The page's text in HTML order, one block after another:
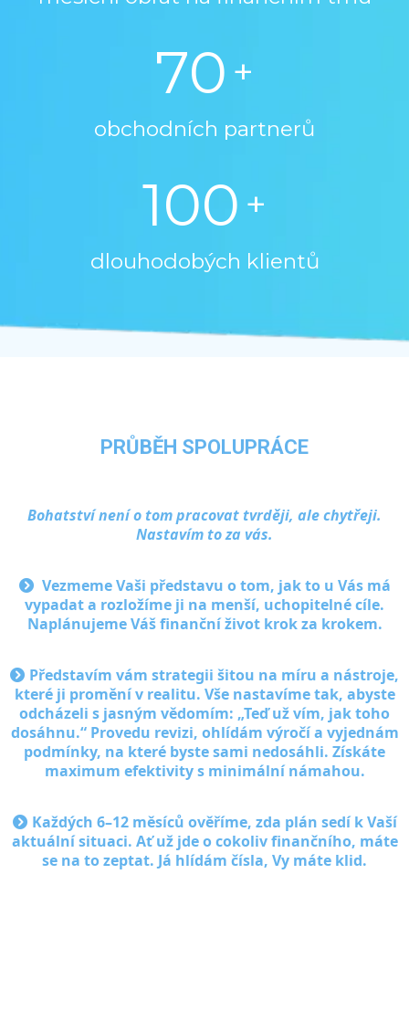
70 +
obchodních partnerů
100 +
dlouhodobých klientů
PRŮBĚH SPOLUPRÁCE
Bohatství není o tom pracovat tvrději, ale chytřeji.
Nastavím to za vás.
Vezmeme Vaši představu o tom, jak to u Vás má
vypadat a rozložíme ji na menší, uchopitelné cíle.
Naplánujeme Váš finanční život krok za krokem.
Představím vám strategii šitou na míru a nástroje,
které ji promění v realitu. Vše nastavíme tak, abyste
odcházeli s jasným vědomím: „Teď už vím, jak toho
dosáhnu.“ Provedu revizi, ohlídám výročí a vyjednám
podmínky, na které byste sami nedosáhli. Získáte
maximum efektivity s minimální námahou.
Každých 6–12 měsíců ověříme, zda plán sedí k Vaší
aktuální situaci. Ať už jde o cokoliv finančního, máte
se na to zeptat. Já hlídám čísla, Vy máte klid.